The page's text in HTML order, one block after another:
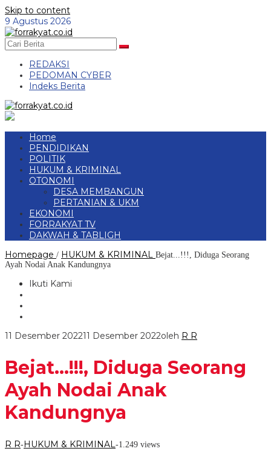
Skip to content
9 Agustus 2026
REDAKSI
PEDOMAN CYBER
Indeks Berita
Home
PENDIDIKAN
POLITIK
HUKUM & KRIMINAL
OTONOMI
DESA MEMBANGUN
PERTANIAN & UKM
EKONOMI
FORRAKYAT TV
DAKWAH & TABLIGH
Homepage / HUKUM & KRIMINAL Bejat...!!!, Diduga Seorang
Ayah Nodai Anak Kandungnya
Ikuti Kami
11 Desember 202211 Desember 2022oleh R R
Bejat…!!!, Diduga Seorang
Ayah Nodai Anak
Kandungnya
R R-HUKUM & KRIMINAL-1.249 views